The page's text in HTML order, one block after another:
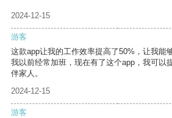
2024-12-15
游客
这款app让我的工作效率提高了50%，让我能
我以前经常加班，现在有了这个app，我可以
伴家人。
2024-12-15
游客